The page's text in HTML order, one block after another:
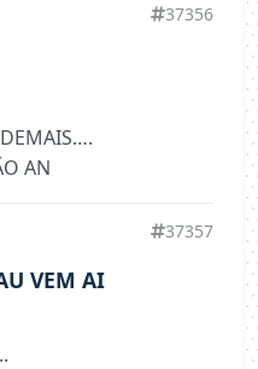
37356
AN
37357
VEM AI